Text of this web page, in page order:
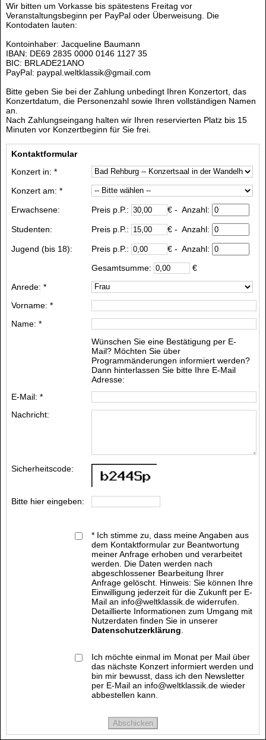
Wir bitten um Vorkasse bis spätestens Freitag vor
Veranstaltungsbeginn per PayPal oder Überweisung. Die
Kontodaten lauten:
Kontoinhaber: Jacqueline Baumann
IBAN: DE69 2835 0000 0146 1127 35
BIC: BRLADE21ANO
PayPal: paypal.weltklassik@gmail.com
Bitte geben Sie bei der Zahlung unbedingt Ihren Konzertort, das
Konzertdatum, die Personenzahl sowie Ihren vollständigen Namen
an.
Nach Zahlungseingang halten wir Ihren reservierten Platz bis 15
Minuten vor Konzertbeginn für Sie frei.
Kontaktformular
Konzert in: *
Konzert am: *
Erwachsene:
Preis p.P.: € - Anzahl:
Studenten: Preis p.P.: € - Anzahl:
Jugend (bis 18): Preis p.P.: € - Anzahl:
Gesamtsumme:
€
Anrede: *
Vorname: *
Name: *
Wünschen Sie eine Bestätigung per E-
Mail? Möchten Sie über
Programmänderungen informiert werden?
Dann hinterlassen Sie bitte Ihre E-Mail
Adresse:
E-Mail: *
Nachricht:
Sicherheitscode:
Bitte hier eingeben:
* Ich stimme zu, dass meine Angaben aus
dem Kontaktformular zur Beantwortung
meiner Anfrage erhoben und verarbeitet
werden. Die Daten werden nach
abgeschlossener Bearbeitung Ihrer
Anfrage gelöscht. Hinweis: Sie können Ihre
Einwilligung jederzeit für die Zukunft per E-
Mail an info@weltklassik.de widerrufen.
Detaillierte Informationen zum Umgang mit
Nutzerdaten finden Sie in unserer
Datenschutzerklärung
Ich möchte einmal im Monat per Mail über
das nächste Konzert informiert werden und
bin mir bewusst, dass ich den Newsletter
per E-Mail an info@weltklassik.de wieder
abbestellen kann.